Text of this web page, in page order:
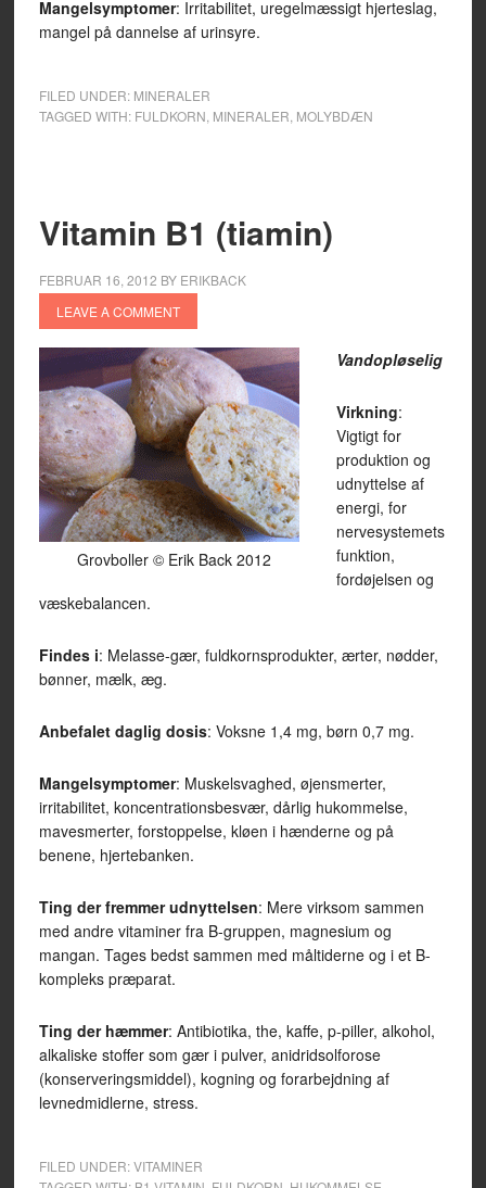
Mangelsymptomer: Irritabilitet, uregelmæssigt hjerteslag,
mangel på dannelse af urinsyre.
FILED UNDER: MINERALER
TAGGED WITH: FULDKORN MINERALER MOLYBDÆN
Vitamin B1 (tiamin)
FEBRUAR 16, 2012 BY ERIKBACK
LEAVE A COMMENT
Grovboller © Erik Back 2012
Vandopløselig
Virkning:
Vigtigt for
produktion og
udnyttelse af
energi, for
nervesystemets
funktion,
fordøjelsen og
væskebalancen.
Findes i: Melasse-gær, fuldkornsprodukter, ærter, nødder,
bønner, mælk, æg.
Anbefalet daglig dosis: Voksne 1,4 mg, børn 0,7 mg.
Mangelsymptomer: Muskelsvaghed, øjensmerter,
irritabilitet, koncentrationsbesvær, dårlig hukommelse,
mavesmerter, forstoppelse, kløen i hænderne og på
benene, hjertebanken.
Ting der fremmer udnyttelsen: Mere virksom sammen
med andre vitaminer fra B-gruppen, magnesium og
mangan. Tages bedst sammen med måltiderne og i et B-
kompleks præparat.
Ting der hæmmer: Antibiotika, the, kaffe, p-piller, alkohol,
alkaliske stoffer som gær i pulver, anidridsolforose
(konserveringsmiddel), kogning og forarbejdning af
levnedmidlerne, stress.
FILED UNDER:VITAMINER